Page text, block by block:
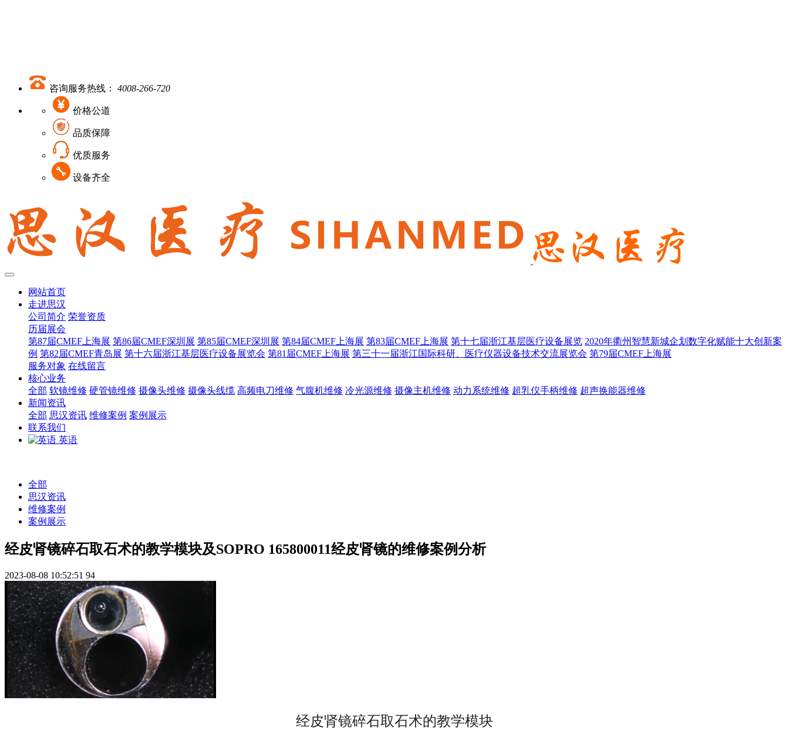
咨询服务热线： 4008-266-720
价格公道
品质保障
优质服务
设备齐全
网站首页
走进思汉
公司简介 荣誉资质
历届展会
第87届CMEF上海展 第86届CMEF深圳展 第85届CMEF深圳展 第84届CMEF上海展 第83届CMEF上海展 第十七届浙江基层医疗设备展览 2020年衢州智慧新城企划数字化赋能十大创新案
例 第82届CMEF青岛展 第十六届浙江基层医疗设备展览会 第81届CMEF上海展 第三十一届浙江国际科研、医疗仪器设备技术交流展览会 第79届CMEF上海展
服务对象 在线留言
核心业务
全部 软镜维修 硬管镜维修 摄像头维修 摄像头线缆 高频电刀维修 气腹机维修 冷光源维修 摄像主机维修 动力系统维修 超乳仪手柄维修 超声换能器维修
新闻资讯
全部 思汉资讯 维修案例 案例展示
联系我们
英语
全部
思汉资讯
维修案例
案例展示
经皮肾镜碎石取石术的教学模块及SOPRO 165800011经皮肾镜的维修案例分析
2023-08-08 10:52:51 94
经皮肾镜碎石取石术的教学模块